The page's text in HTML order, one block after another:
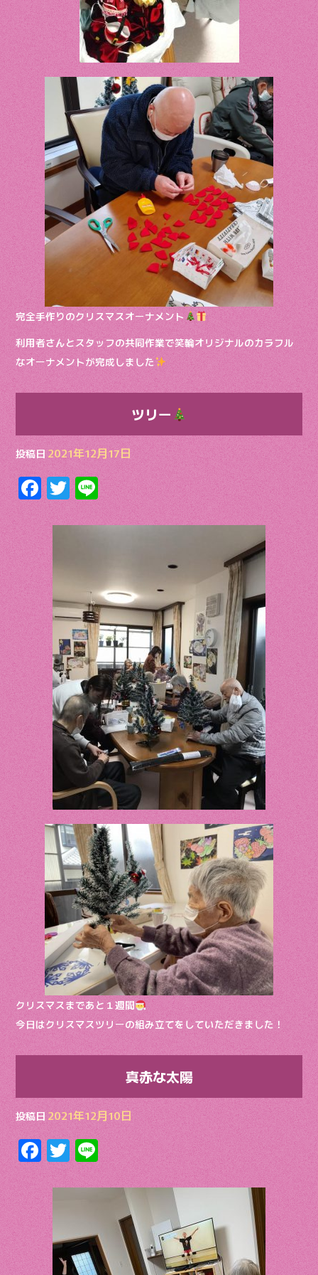
完全手作りのクリスマスオーナメント
利用者さんとスタッフの共同作業で笑輪オリジナルのカラフル
なオーナメントが完成しました
ツリー
投稿日 2021年12月17日
F
ac
e
b
o
o
k
T
w
itt
Li
n
e
クリスマスまであと１週間
今日はクリスマスツリーの組み立てをしていただきました！
真赤な太陽
投稿日 2021年12月10日
F
ac
e
b
o
o
T
w
itt
er
Li
n
e